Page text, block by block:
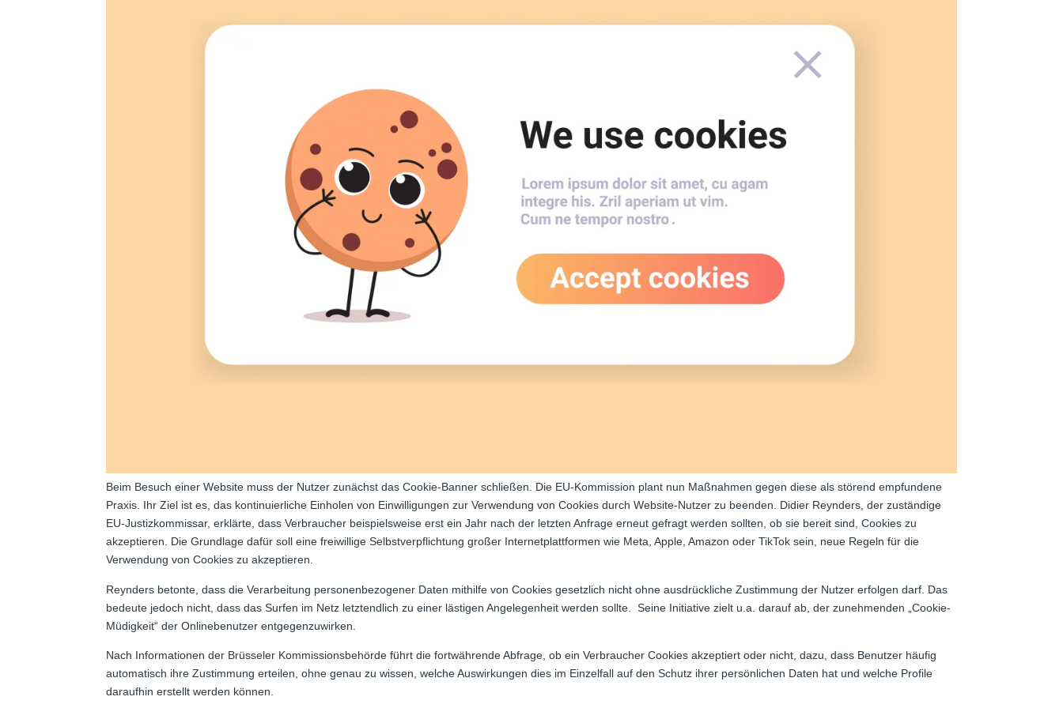
Beim Besuch einer Website muss der Nutzer zunächst das Cookie-Banner schließen. Die EU-Kommission plant nun Maßnahmen gegen diese als störend empfundene
Praxis. Ihr Ziel ist es, das kontinuierliche Einholen von Einwilligungen zur Verwendung von Cookies durch Website-Nutzer zu beenden. Didier Reynders, der zuständige
EU-Justizkommissar, erklärte, dass Verbraucher beispielsweise erst ein Jahr nach der letzten Anfrage erneut gefragt werden sollten, ob sie bereit sind, Cookies zu
akzeptieren. Die Grundlage dafür soll eine freiwillige Selbstverpflichtung großer Internetplattformen wie Meta, Apple, Amazon oder TikTok sein, neue Regeln für die
Verwendung von Cookies zu akzeptieren.
Reynders betonte, dass die Verarbeitung personenbezogener Daten mithilfe von Cookies gesetzlich nicht ohne ausdrückliche Zustimmung der Nutzer erfolgen darf. Das
bedeute jedoch nicht, dass das Surfen im Netz letztendlich zu einer lästigen Angelegenheit werden sollte. Seine Initiative zielt u.a. darauf ab, der zunehmenden „Cookie-
Müdigkeit“ der Onlinebenutzer entgegenzuwirken.
Nach Informationen der Brüsseler Kommissionsbehörde führt die fortwährende Abfrage, ob ein Verbraucher Cookies akzeptiert oder nicht, dazu, dass Benutzer häufig
automatisch ihre Zustimmung erteilen, ohne genau zu wissen, welche Auswirkungen dies im Einzelfall auf den Schutz ihrer persönlichen Daten hat und welche Profile
daraufhin erstellt werden können.